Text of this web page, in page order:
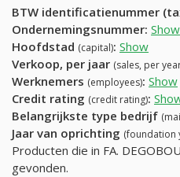
BTW identificatienummer
Ondernemingsnummer: Show
Hoofdstad (capital): Show
Verkoop, per jaar (sales, per
Werknemers (employees): Show
Credit rating (credit rating):
Belangrijkste type bedrijf
Jaar van oprichting (foundation
Producten die in FA.
gevonden.